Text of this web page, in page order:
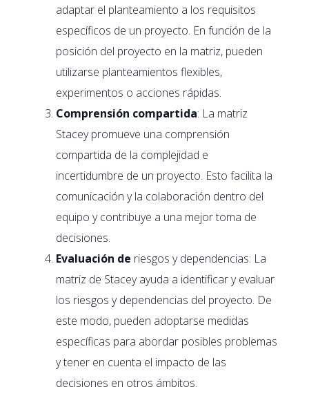
adaptar el planteamiento a los requisitos
específicos de un proyecto. En función de la
posición del proyecto en la matriz, pueden
utilizarse planteamientos flexibles,
experimentos o acciones rápidas.
Comprensión compartida: La matriz
Stacey promueve una comprensión
compartida de la complejidad e
incertidumbre de un proyecto. Esto facilita la
comunicación y la colaboración dentro del
equipo y contribuye a una mejor toma de
decisiones.
Evaluación de riesgos y dependencias: La
matriz de Stacey ayuda a identificar y evaluar
los riesgos y dependencias del proyecto. De
este modo, pueden adoptarse medidas
específicas para abordar posibles problemas
y tener en cuenta el impacto de las
decisiones en otros ámbitos.